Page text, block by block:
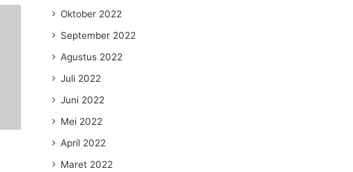
Oktober 2022
September 2022
Agustus 2022
Juli 2022
Juni 2022
Mei 2022
April 2022
Maret 2022